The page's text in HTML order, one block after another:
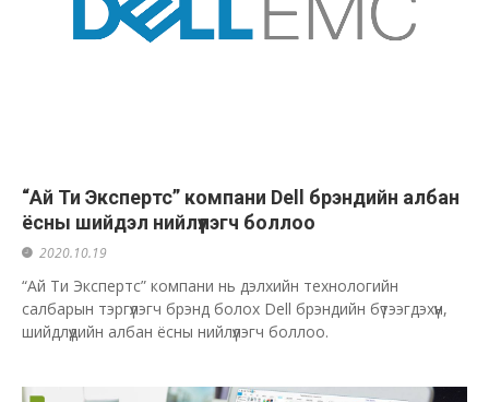
“Ай Ти Экспертс” компани Dell брэндийн албан
ёсны шийдэл нийлүүлэгч боллоо
2020.10.19
“Ай Ти Экспертс” компани нь дэлхийн технологийн
салбарын тэргүүлэгч брэнд болох Dell брэндийн бүтээгдэхүүн,
шийдлүүдийн албан ёсны нийлүүлэгч боллоо.